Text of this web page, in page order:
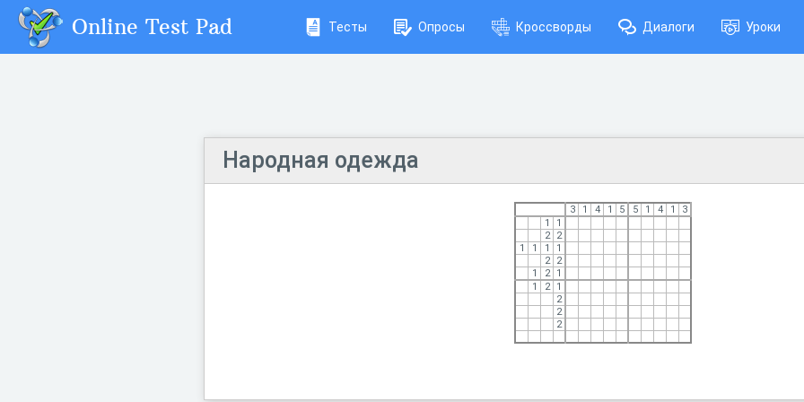
Online Test Pad Тесты Опросы Кроссворды Диалоги Уроки
Народная одежда
3 1 4 1 5 5 1 4 1
3
1
1
2
2
1
1 1
1
2
2
1
2
1
1
2
1
2
2
2